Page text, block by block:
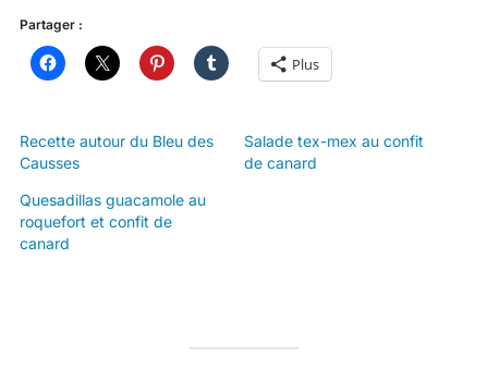
Partager :
Plus
Recette autour du Bleu des
Causses
Salade tex-mex au confit
de canard
Quesadillas guacamole au
roquefort et confit de
canard